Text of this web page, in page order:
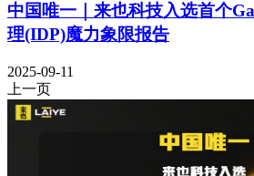
中国唯一｜来也科技入选首个
理(IDP)魔力象限报告
2025-09-11
上一页